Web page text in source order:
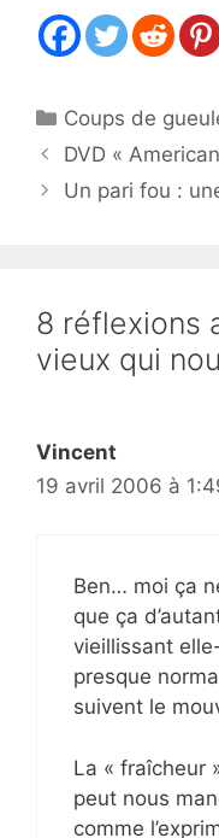
Catégories
Coups de
DVD «
Un pari fou :
8 réflexions
vieux qui
Vincent
19 avril 2006 à
Ben… moi ça
que ça
vieillissant
presque
suivent le
La « fraîcheur
peut nous
comme